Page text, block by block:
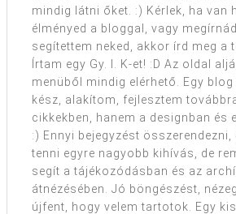
mindig látni őket. :) Kérlek, ha van
élményed a bloggal, vagy
segítettem neked, akkor írd meg a
Írtam egy Gy. I. K-et! :D Az oldal
menüből mindig elérhető. Egy
kész, alakítom, fejlesztem
cikkekben, hanem a designban és
:) Ennyi bejegyzést
tenni egyre nagyobb kihívás, de
segít a tájékozódásban és az
átnézésében. Jó böngészést,
újfent, hogy velem tartotok. Egy